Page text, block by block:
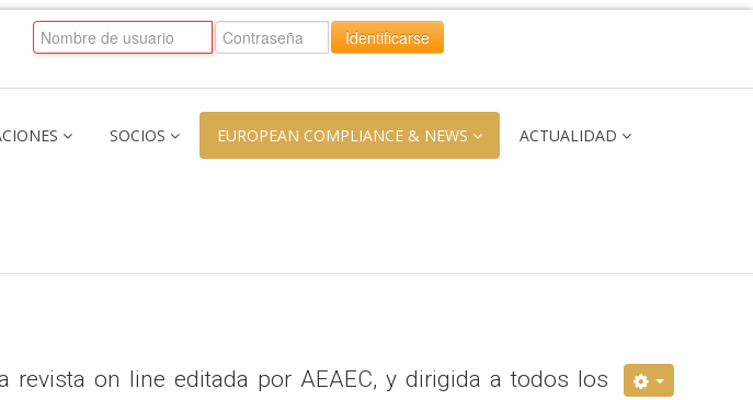
Identificarse
SOCIOS EUROPEAN COMPLIANCE & NEWS ACTUALIDAD
on line editada por AEAEC, y dirigida a todos los